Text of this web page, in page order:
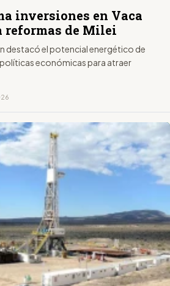
inversiones en Vaca
reformas de Milei
destacó el potencial energético de
económicas para atraer